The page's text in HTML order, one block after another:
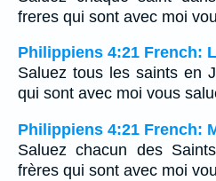
freres qui sont avec moi
Philippiens 4:21 French:
Saluez tous les saints en
qui sont avec moi vous
Philippiens 4:21 French:
Saluez chacun des
frères qui sont avec moi